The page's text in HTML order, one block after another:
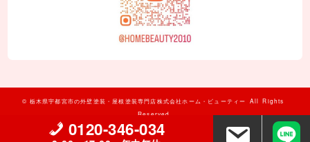
0120-346-034
© 栃木県宇都宮市の外壁塗装・屋根塗装専門店株式会社ホーム・ビューティー All Rights
Reserved.